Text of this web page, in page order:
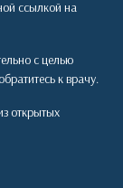
ссылкой на
с целью
к врачу.
открытых